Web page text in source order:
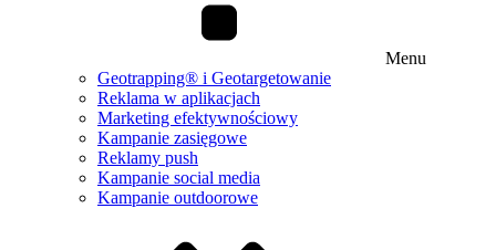
Menu
Geotrapping® i Geotargetowanie
Reklama w aplikacjach
Marketing efektywnościowy
Kampanie zasięgowe
Reklamy push
Kampanie social media
Kampanie outdoorowe